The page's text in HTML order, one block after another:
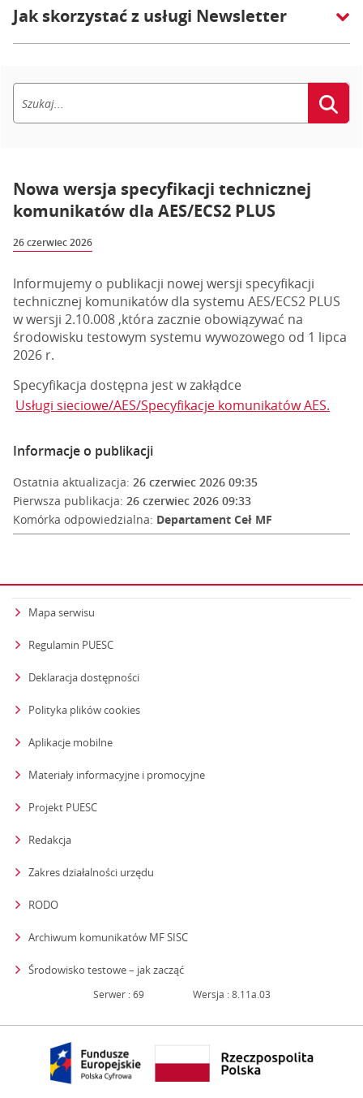
Jak skorzystać z usługi Newsletter
Nowa wersja specyfikacji technicznej
komunikatów dla AES/ECS2 PLUS
26 czerwiec 2026
Informujemy o publikacji nowej wersji specyfikacji
technicznej komunikatów dla systemu AES/ECS2 PLUS
w wersji 2.10.008 ,która zacznie obowiązywać na
środowisku testowym systemu wywozowego od 1 lipca
2026 r.
Specyfikacja dostępna jest w zakłądce
Usługi sieciowe/AES/Specyfikacje komunikatów AES.
Informacje o publikacji
Ostatnia aktualizacja: 26 czerwiec 2026 09:35
Pierwsza publikacja: 26 czerwiec 2026 09:33
Komórka odpowiedzialna: Departament Ceł MF
Mapa serwisu
Regulamin PUESC
Deklaracja dostępności
Polityka plików cookies
Aplikacje mobilne
Materiały informacyjne i promocyjne
Projekt PUESC
Redakcja
Zakres działalności urzędu
RODO
Archiwum komunikatów MF SISC
Środowisko testowe – jak zacząćstrona otwiera się w nowym oknie
Serwer : 69 Wersja : 8.11a.03